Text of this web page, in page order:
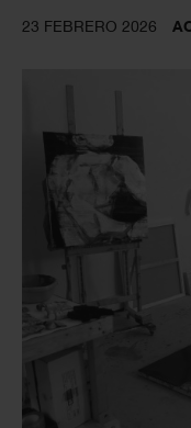
23 FEBRERO 2026